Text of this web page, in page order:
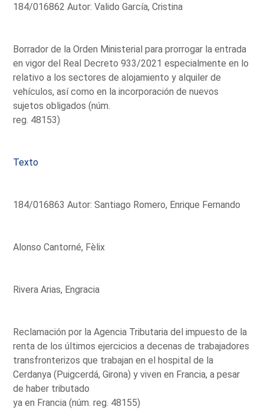
184/016862 Autor: Valido García, Cristina
Borrador de la Orden Ministerial para prorrogar la entrada
en vigor del Real Decreto 933/2021 especialmente en lo
relativo a los sectores de alojamiento y alquiler de
vehículos, así como en la incorporación de nuevos
sujetos obligados (núm.
reg. 48153)
Texto
184/016863 Autor: Santiago Romero, Enrique Fernando
Alonso Cantorné, Fèlix
Rivera Arias, Engracia
Reclamación por la Agencia Tributaria del impuesto de la
renta de los últimos ejercicios a decenas de trabajadores
transfronterizos que trabajan en el hospital de la
Cerdanya (Puigcerdá, Girona) y viven en Francia, a pesar
de haber tributado
ya en Francia (núm. reg. 48155)